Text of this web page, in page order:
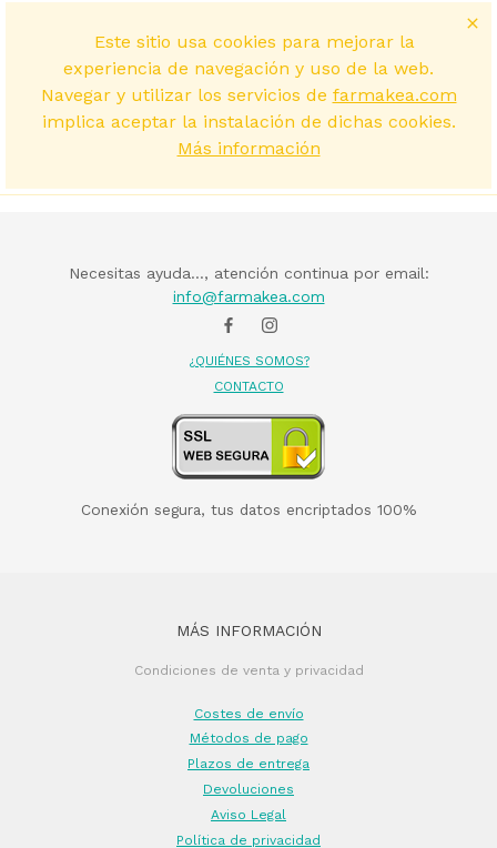
Este sitio usa cookies para mejorar la
experiencia de navegación y uso de la web.
Navegar y utilizar los servicios de farmakea.com
implica aceptar la instalación de dichas cookies.
Más información
Necesitas ayuda..., atención continua por email:
info@farmakea.com
¿QUIÉNES SOMOS?
CONTACTO
Conexión segura, tus datos encriptados 100%
MÁS INFORMACIÓN
Condiciones de venta y privacidad
Costes de envío
Métodos de pago
Plazos de entrega
Devoluciones
Aviso Legal
Política de privacidad